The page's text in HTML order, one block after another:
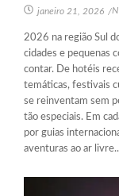
janeiro 21, 2026 /
2026 na região Sul
cidades e pequenas
contar. De hotéis
temáticas, festivais
se reinventam sem
tão especiais. Em
por guias
aventuras ao ar